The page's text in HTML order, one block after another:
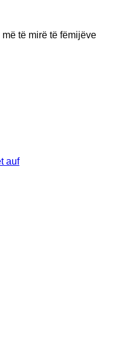
të mirë të fëmijëve
auf